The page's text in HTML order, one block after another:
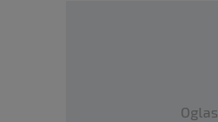
Oglas